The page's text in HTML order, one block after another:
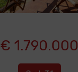
€ 1.790.000